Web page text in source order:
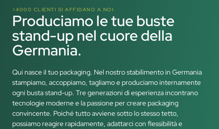
>4000 CLIENTI SI AFFIDANO A NOI
Produciamo le tue buste
stand-up nel cuore della
Germania.
Qui nasce il tuo packaging. Nel nostro stabilimento in Germania
stampiamo, accoppiamo, tagliamo e produciamo internamente
ogni busta stand-up. Tre generazioni di esperienza incontrano
tecnologie moderne e la passione per creare packaging
convincente. Poiché tutto avviene sotto lo stesso tetto,
possiamo reagire rapidamente, adattarci con flessibilità e